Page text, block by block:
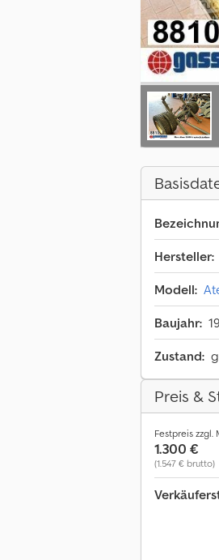
Hersteller:
Modell:
Baujahr:
Zustand:
Preis &
Festpreis zzgl.
1.300 €
(1.547 € brutto)